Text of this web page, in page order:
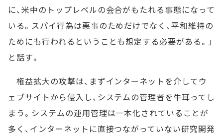
に、米中のトップレベルの会合がもたれる事態になって
いる。スパイ行為は悪事のためだけでなく、平和維持の
ためにも行われるということも想定する必要がある。」
と話す。
権益拡大の攻撃は、まずインターネットを介してウ
ェブサイトから侵入し、システムの管理者を牛耳ってし
まう。システムの運用管理は一本化されていることが
多く、インターネットに直接つながっていない研究開発